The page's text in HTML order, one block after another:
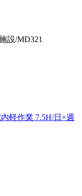
設/MD321
軽作業 7.5H/日×週